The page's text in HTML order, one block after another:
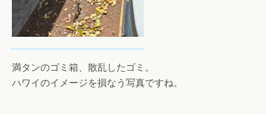
満タンのゴミ箱、散乱したゴミ。
ハワイのイメージを損なう写真ですね。